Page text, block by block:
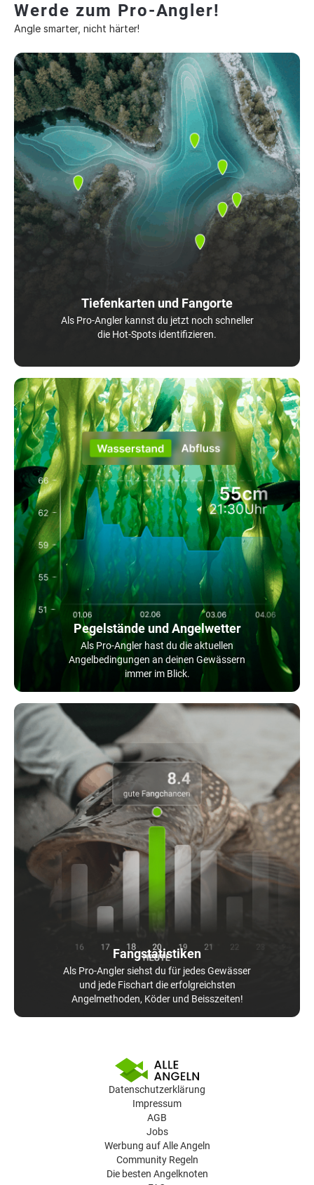
Werde zum Pro-Angler!
Angle smarter, nicht härter!
Tiefenkarten und Fangorte
Als Pro-Angler kannst du jetzt noch schneller
die Hot-Spots identifizieren.
Pegelstände und Angelwetter
Als Pro-Angler hast du die aktuellen
Angelbedingungen an deinen Gewässern
immer im Blick.
Fangstatistiken
Als Pro-Angler siehst du für jedes Gewässer
und jede Fischart die erfolgreichsten
Angelmethoden, Köder und Beisszeiten!
Datenschutzerklärung
Impressum
AGB
Jobs
Werbung auf Alle Angeln
Community Regeln
Die besten Angelknoten